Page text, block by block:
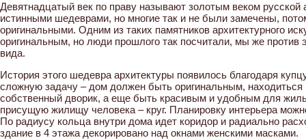
Девятнадцатый век по праву называют золотым веком
истинными шедеврами, но многие так и не были замечены,
оригинальными. Одним из таких памятников архитектурного
оригинальным, но люди прошлого так посчитали, мы же против
вида.
История этого шедевра архитектуры появилось благодаря
сложную задачу – дом должен быть оригинальным,
собственный дворик, а еще быть красивым и удобным для
присущую жилищу человека – круг. Планировку интерьера
По радиусу кольца внутри дома идет коридор и радиально
здание в 4 этажа декорировано над окнами женскими масками.